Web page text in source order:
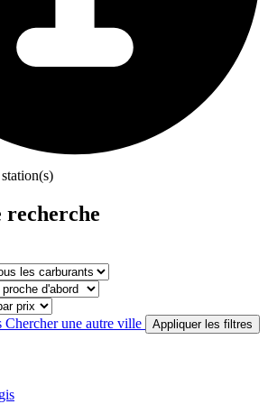
Chercher une autre ville Appliquer les filtres